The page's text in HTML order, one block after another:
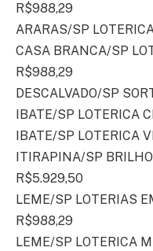
R$988,29
ARARAS/SP
CASA BRANCA/SP
R$988,29
DESCALVADO/SP
IBATE/SP LOTERICA
IBATE/SP LOTERICA
ITIRAPINA/SP BRILHO
R$5.929,50
LEME/SP LOTERIAS
R$988,29
LEME/SP LOTERICA